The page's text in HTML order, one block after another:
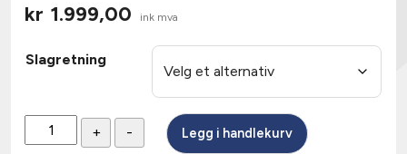
kr 1.999,00 ink mva
Slagretning
+
Låskasse
310/35
- Legg i handlekurv